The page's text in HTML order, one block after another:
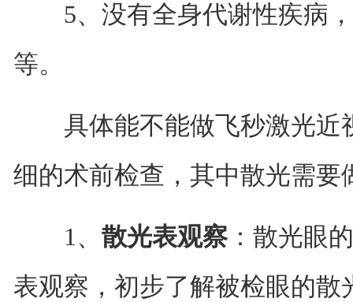
5、没有全身代谢性疾病，
等。
具体能不能做飞秒激光近
细的术前检查，其中散光需要
1、 散光表观察：散光眼
表观察，初步了解被检眼的